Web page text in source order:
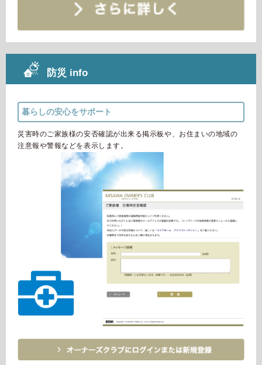
防災 info
暮らしの安心をサポート
災害時のご家族様の安否確認が出来る掲示板や、お住まいの地域の
注意報や警報などを表示します。